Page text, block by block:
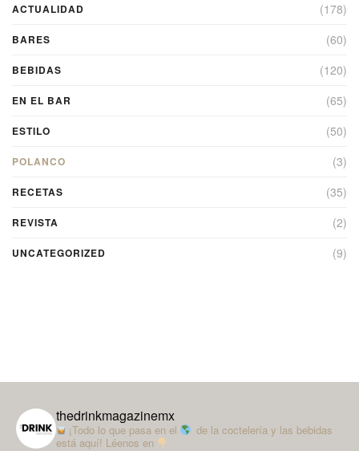
ACTUALIDAD (178)
BARES (60)
BEBIDAS (120)
EN EL BAR (65)
ESTILO (50)
POLANCO (3)
RECETAS (35)
REVISTA (2)
UNCATEGORIZED (9)
thedrinkmagazinemx
¡Todo lo que pasa en el
de la coctelería y las bebidas
está aquí! Léenos en